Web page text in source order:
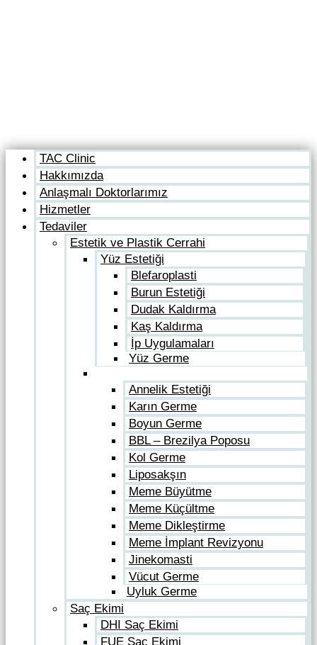
TAC Clinic
Hakkımızda
Anlaşmalı Doktorlarımız
Hizmetler
Tedaviler
Estetik ve Plastik Cerrahi
Yüz Estetiği
Blefaroplasti
Burun Estetiği
Dudak Kaldırma
Kaş Kaldırma
İp Uygulamaları
Yüz Germe
Annelik Estetiği
Karın Germe
Boyun Germe
BBL – Brezilya Poposu
Kol Germe
Liposakşın
Meme Büyütme
Meme Küçültme
Meme Dikleştirme
Meme İmplant Revizyonu
Jinekomasti
Vücut Germe
Uyluk Germe
Saç Ekimi
DHI Saç Ekimi
FUE Saç Ekimi